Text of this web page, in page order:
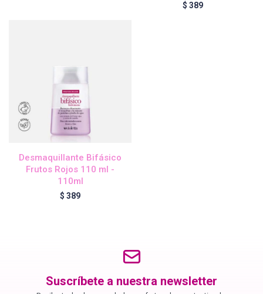
$ 389
Desmaquillante Bifásico
Frutos Rojos 110 ml -
110ml
$ 389
Suscríbete a nuestra newsletter
Essensity - Lociones Activadoras
Blond Me